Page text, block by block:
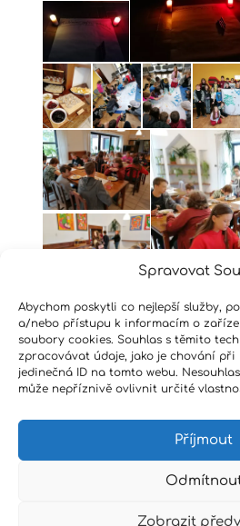
Spravovat
Abychom poskytli co nejlepší služby,
a/nebo přístupu k informacím o
soubory cookies. Souhlas s těmito
zpracovávat údaje, jako je chování při
jedinečná ID na tomto webu.
může nepříznivě ovlivnit určité
Příjmout
Zobrazit